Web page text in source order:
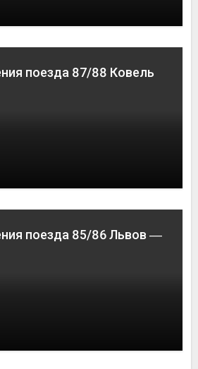
поезда 87/88 Ковель
поезда 85/86 Львов ―